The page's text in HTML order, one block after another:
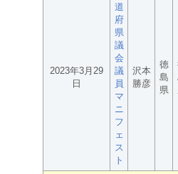
2023年3月29
日
道
府
県
議
会
議
員
マ
ニ
フ
ェ
ス
ト
沢本
勝彦
徳
島
県